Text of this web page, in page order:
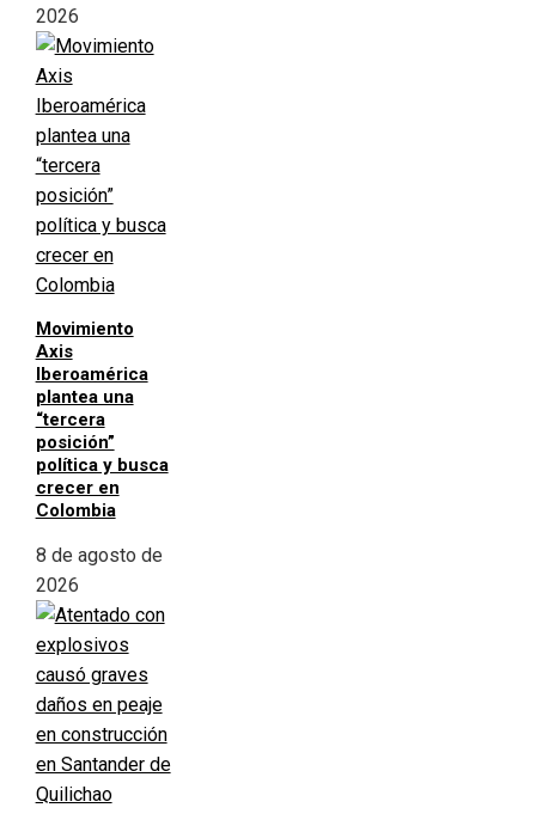
2026
Movimiento
Axis
Iberoamérica
plantea una
“tercera
posición”
política y busca
crecer en
Colombia
8 de agosto de
2026